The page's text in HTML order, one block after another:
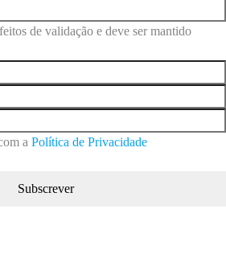
de validação e deve ser mantido
a Política de Privacidade